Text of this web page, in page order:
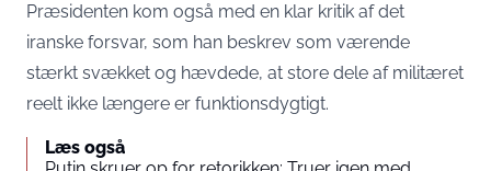
Præsidenten kom også med en klar kritik af det
iranske forsvar, som han beskrev som værende
stærkt svækket og hævdede, at store dele af militæret
reelt ikke længere er funktionsdygtigt.
Læs også